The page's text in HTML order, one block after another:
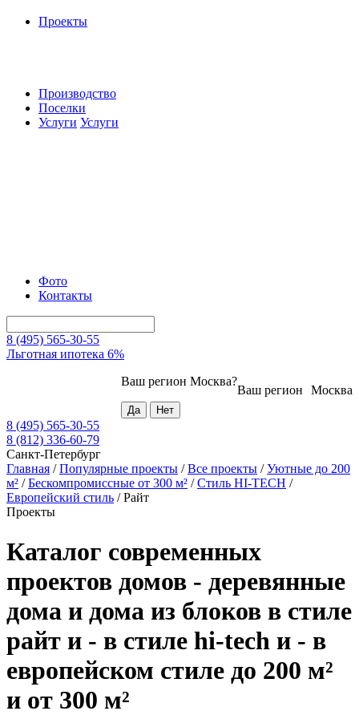
Проекты
Производство
Поселки
Услуги Услуги
Фото
Контакты
8 (495) 565-30-55
Льготная ипотека 6%
Москва
Ваш регион
Ваш регион Москва?
8 (495) 565-30-55
8 (812) 336-60-79
Санкт-Петербург
Главная /Популярные проекты /Все проекты /Уютные до 200
м² /Бескомпромиссные от 300 м² /Стиль HI-TECH /
Европейский стиль /Райт
Проекты
Каталог современных
проектов домов - деревянные
дома и дома из блоков в стиле
райт и - в стиле hi-tech и - в
европейском стиле до 200 м²
и от 300 м²